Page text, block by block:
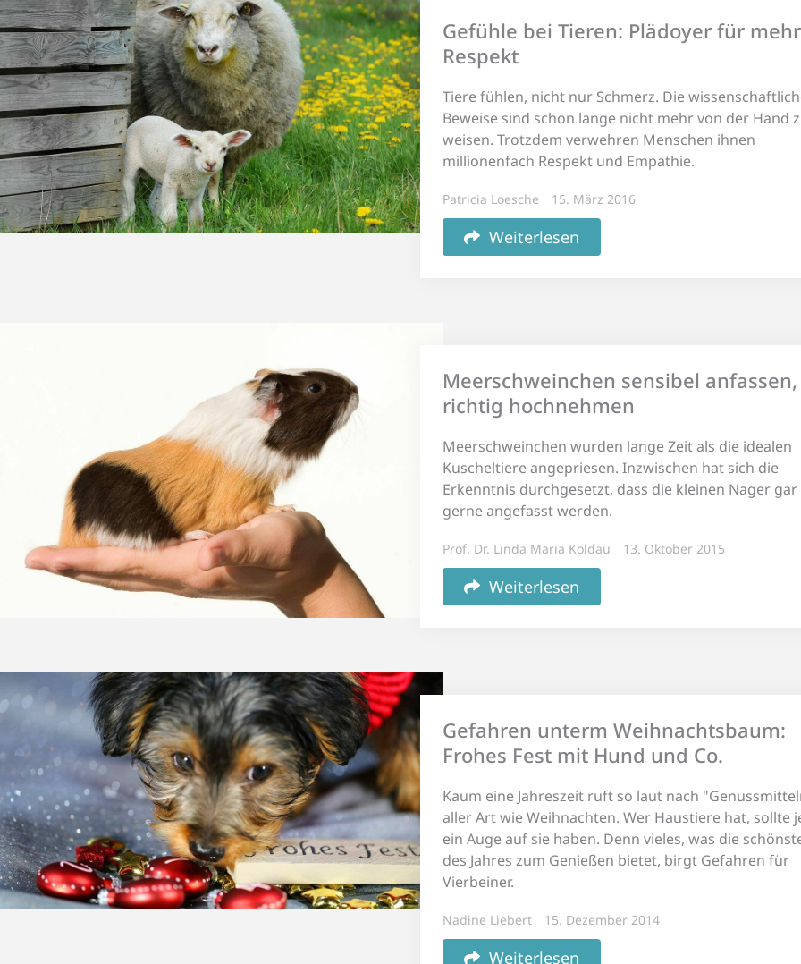
Gefühle bei Tieren: Plädoyer für mehr
Respekt
Tiere fühlen, nicht nur Schmerz. Die
Beweise sind schon lange nicht mehr von der Hand
weisen. Trotzdem verwehren Menschen ihnen
millionenfach Respekt und Empathie.
Patricia Loesche 15. März 2016
Weiterlesen
Meerschweinchen sensibel anfassen,
richtig hochnehmen
Meerschweinchen wurden lange Zeit als die idealen
Kuscheltiere angepriesen. Inzwischen hat sich die
Erkenntnis durchgesetzt, dass die kleinen Nager
gerne angefasst werden.
Prof. Dr. Linda Maria Koldau 13. Oktober 2015
Weiterlesen
Gefahren unterm Weihnachtsbaum:
Frohes Fest mit Hund und Co.
Kaum eine Jahreszeit ruft so laut nach
aller Art wie Weihnachten. Wer Haustiere hat, sollte
ein Auge auf sie haben. Denn vieles, was die
des Jahres zum Genießen bietet, birgt Gefahren für
Vierbeiner.
Nadine Liebert 15. Dezember 2014
Weiterlesen